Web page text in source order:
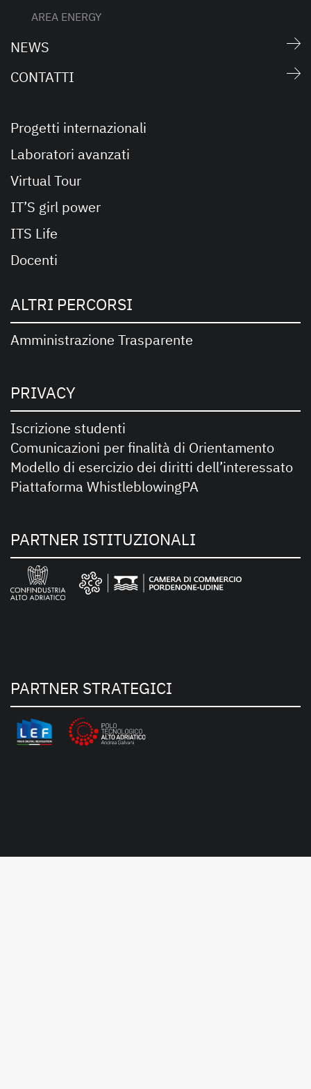
AREA ENERGY
NEWS
CONTATTI
Progetti internazionali
Laboratori avanzati
Virtual Tour
IT’S girl power
ITS Life
Docenti
ALTRI PERCORSI
Amministrazione Trasparente
PRIVACY
Iscrizione studenti
Comunicazioni per finalità di Orientamento
Modello di esercizio dei diritti dell’interessato
Piattaforma WhistleblowingPA
PARTNER ISTITUZIONALI
PARTNER STRATEGICI